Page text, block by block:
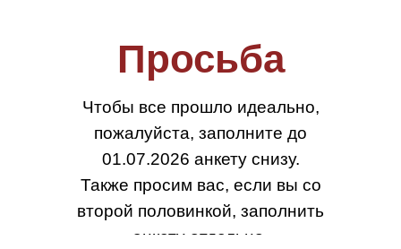
Чтобы все прошло идеально,
пожалуйста, заполните до
01.07.2026 анкету снизу.
Также просим вас, если вы со
второй половинкой, заполнить
анкету отдельно.
Просьба